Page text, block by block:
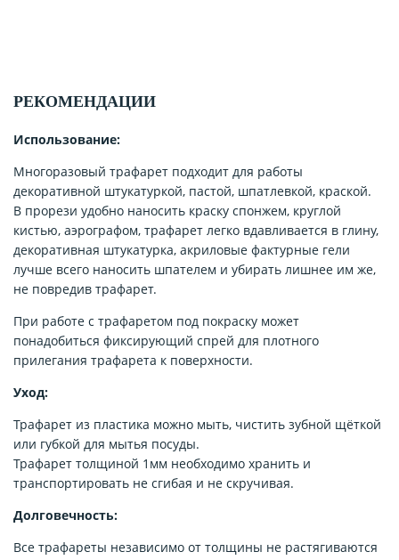
РЕКОМЕНДАЦИИ
Использование:
Многоразовый трафарет подходит для работы
декоративной штукатуркой, пастой, шпатлевкой, краской.
В прорези удобно наносить краску спонжем, круглой
кистью, аэрографом, трафарет легко вдавливается в глину,
декоративная штукатурка, акриловые фактурные гели
лучше всего наносить шпателем и убирать лишнее им же,
не повредив трафарет.
При работе с трафаретом под покраску может
понадобиться фиксирующий спрей для плотного
прилегания трафарета к поверхности.
Уход:
Трафарет из пластика можно мыть, чистить зубной щёткой
или губкой для мытья посуды.
Трафарет толщиной 1мм необходимо хранить и
транспортировать не сгибая и не скручивая.
Долговечность:
Все трафареты независимо от толщины не растягиваются